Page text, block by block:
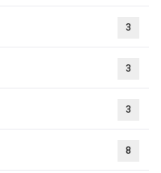
3
3
3
8